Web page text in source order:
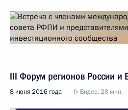
III Форум регионов России и
8 июня 2016 года Видео, 28 мин.